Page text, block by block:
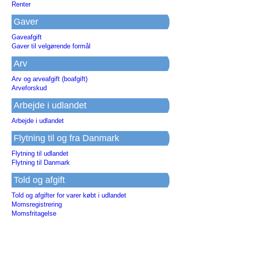
Renter
Gaver
Gaveafgift
Gaver til velgørende formål
Arv
Arv og arveafgift (boafgift)
Arveforskud
Arbejde i udlandet
Arbejde i udlandet
Flytning til og fra Danmark
Flytning til udlandet
Flytning til Danmark
Told og afgift
Told og afgifter for varer købt i udlandet
Momsregistrering
Momsfritagelse